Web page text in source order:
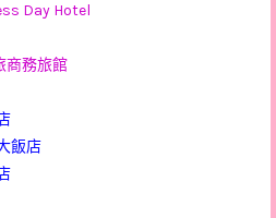
Day Hotel
商務旅館
飯店